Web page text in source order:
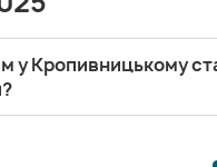
у Кропивницькому